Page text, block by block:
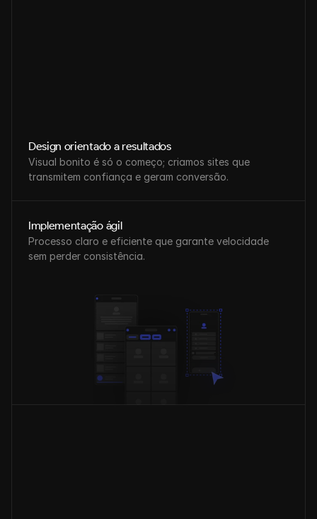
Design orientado a resultados
Visual bonito é só o começo; criamos sites que
transmitem confiança e geram conversão.
Implementação ágil
Processo claro e eficiente que garante velocidade
sem perder consistência.